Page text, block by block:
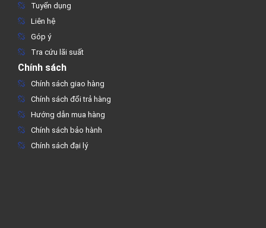
Tuyển dụng
Liên hệ
Góp ý
Tra cứu lãi suất
Chính sách
Chính sách giao hàng
Chính sách đổi trả hàng
Hướng dẫn mua hàng
Chính sách bảo hành
Chính sách đại lý